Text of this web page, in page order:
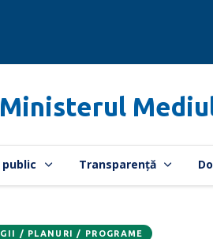
Ministerul
Transparență
/ PLANURI / PROGRAME